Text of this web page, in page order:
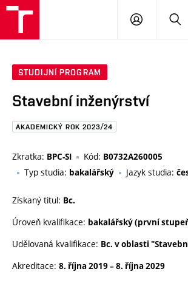
Brno
PŘIHLÁSIT
STUDIJNÍ PROGRAM
Stavební inženýrství
AKADEMICKÝ ROK 2023/24
Zkratka: BPC-SI Kód: B0732A260005
Typ studia: bakalářský Jazyk studia:
Získaný titul: Bc.
Úroveň kvalifikace: bakalářský (první
Udělovaná kvalifikace: Bc. v oblasti
Akreditace: 8. října 2019–8. října 2029